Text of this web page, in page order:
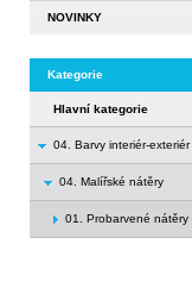
NOVINKY
Kategorie
Hlavní kategorie
04. Barvy interiér-exteriér
04. Malířské nátěry
01. Probarvené nátěry